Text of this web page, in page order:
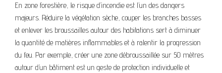
En zone forestière, le risque d’incendie est l’un des dangers
majeurs. Réduire la végétation sèche, couper les branches basses
et enlever les broussailles autour des habitations sert à diminuer
la quantité de matières inflammables et à ralentir la progression
du feu. Par exemple, créer une zone débroussaillée sur 50 mètres
autour d’un bâtiment est un geste de protection individuelle et